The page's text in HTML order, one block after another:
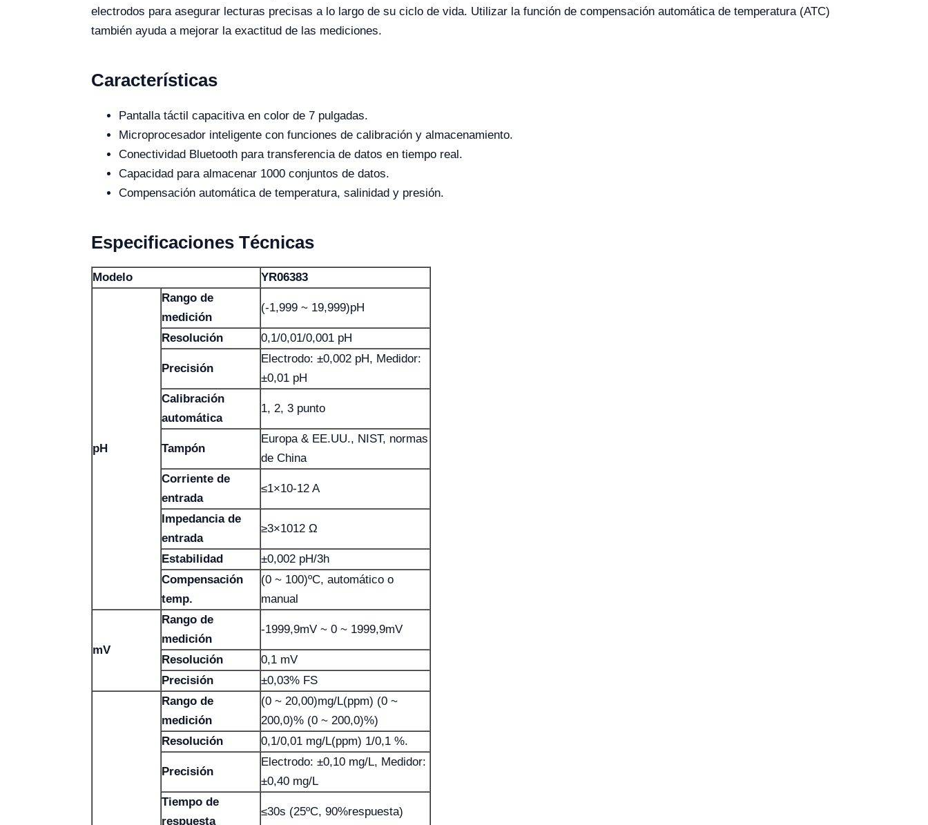
electrodos para asegurar lecturas precisas a lo largo de su ciclo de vida. Utilizar la función de compensación automática de temperatura (ATC)
también ayuda a mejorar la exactitud de las mediciones.
Características
Pantalla táctil capacitiva en color de 7 pulgadas.
Microprocesador inteligente con funciones de calibración y almacenamiento.
Conectividad Bluetooth para transferencia de datos en tiempo real.
Capacidad para almacenar 1000 conjuntos de datos.
Compensación automática de temperatura, salinidad y presión.
Especificaciones Técnicas
Modelo YR06383
pH
Rango de
medición
(-1,999 ~ 19,999)pH
Resolución 0,1/0,01/0,001 pH
Precisión
Electrodo: ±0,002 pH, Medidor:
±0,01 pH
Calibración
automática
1, 2, 3 punto
Tampón
Europa & EE.UU., NIST, normas
de China
Corriente de
entrada
≤1×10-12 A
Impedancia de
entrada
≥3×1012 Ω
Estabilidad
±0,002 pH/3h
Compensación
temp.
(0 ~ 100)ºC, automático o
manual
mV
Rango de
medición
-1999,9mV ~ 0 ~ 1999,9mV
Resolución
0,1 mV
Precisión
±0,03% FS
Rango de
medición
(0 ~ 20,00)mg/L(ppm) (0 ~
200,0)% (0 ~ 200,0)%)
Resolución
0,1/0,01 mg/L(ppm) 1/0,1 %.
Precisión
Electrodo: ±0,10 mg/L, Medidor:
±0,40 mg/L
Tiempo de
respuesta
≤30s (25ºC, 90%respuesta)